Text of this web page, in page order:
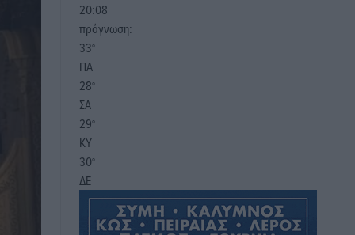
20:08
πρόγνωση:
33°
ΠΑ
28°
ΣΑ
29°
ΚΥ
30°
ΔΕ